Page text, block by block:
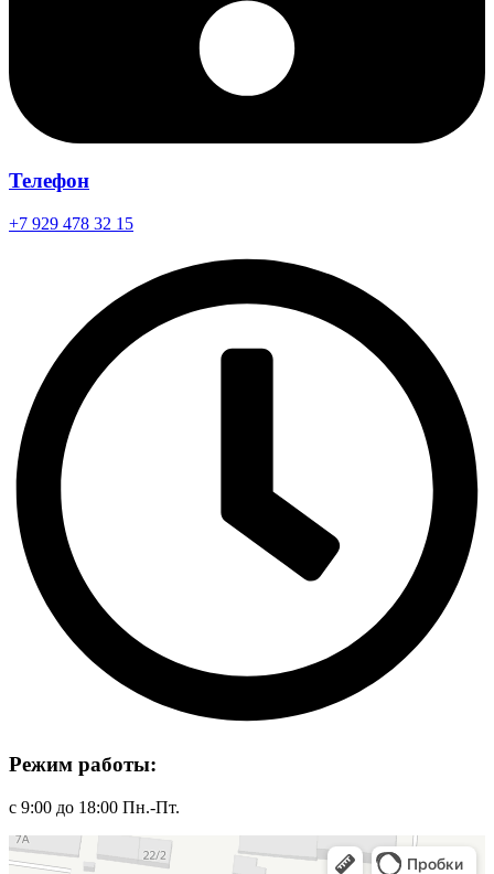
Телефон
+7 929 478 32 15
Режим работы:
с 9:00 до 18:00 Пн.-Пт.